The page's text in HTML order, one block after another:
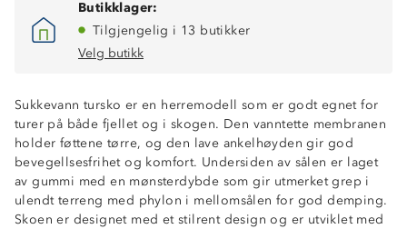
Butikklager:
Tilgjengelig i 13 butikker
Velg butikk
Sukkevann tursko er en herremodell som er godt egnet for
turer på både fjellet og i skogen. Den vanntette membranen
holder føttene tørre, og den lave ankelhøyden gir god
bevegellsesfrihet og komfort. Undersiden av sålen er laget
av gummi med en mønsterdybde som gir utmerket grep i
ulendt terreng med phylon i mellomsålen for god demping.
Skoen er designet med et stilrent design og er utviklet med